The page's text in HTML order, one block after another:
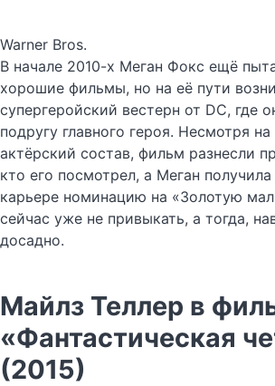
Warner Bros.
В начале 2010-х Меган Фокс ещё
хорошие фильмы, но на её пути
супергеройский вестерн от DC, где
подругу главного героя. Несмотря
актёрский состав, фильм разнесли
кто его посмотрел, а Меган
карьере номинацию на «Золотую
сейчас уже не привыкать, а тогда,
досадно.
Майлз Теллер в
«Фантастическая
(2015)